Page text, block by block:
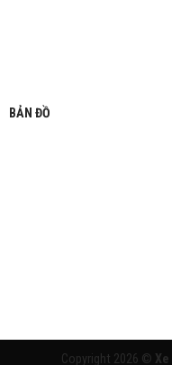
BẢN ĐỒ
Copyright 2026 ©